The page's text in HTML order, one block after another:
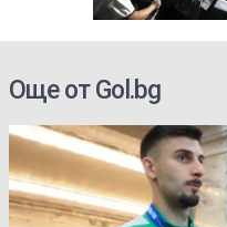
Още от Gol.bg